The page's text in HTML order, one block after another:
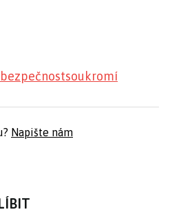
bezpečnostsoukromí
Napište nám